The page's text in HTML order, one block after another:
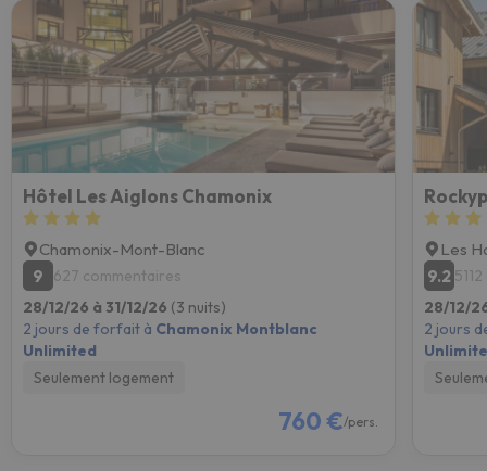
Hôtel Les Aiglons Chamonix
Chamonix-Mont-Blanc
9
627 commentaires
28/12/26 à 31/12/26 (3 nuits)
2 jours de forfait à Chamonix Montblanc
Unlimited
Seulement logement
760 €/pers.
Les
9.2
28/12/
2 jours